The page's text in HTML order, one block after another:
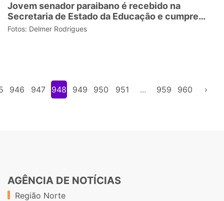
Jovem senador paraibano é recebido na
Secretaria de Estado da Educação e cumpre
compromissos em JP
Fotos: Delmer Rodrigues
946 947 948 949 950 951 ... 959 960 ›
AGÊNCIA DE NOTÍCIAS
Região Norte